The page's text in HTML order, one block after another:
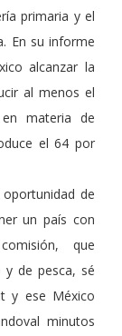
primaria y el
En su informe
alcanzar la
al menos el
materia de
el 64 por
de
un país con
que
de pesca, sé
y ese México
minutos